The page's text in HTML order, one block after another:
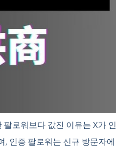
로워보다 값진 이유는 X가 인
인증 팔로워는 신규 방문자에